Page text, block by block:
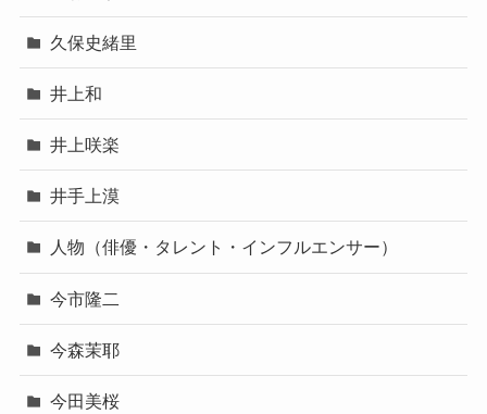
久保史緒里
井上和
井上咲楽
井手上漠
人物（俳優・タレント・インフルエンサー）
今市隆二
今森茉耶
今田美桜